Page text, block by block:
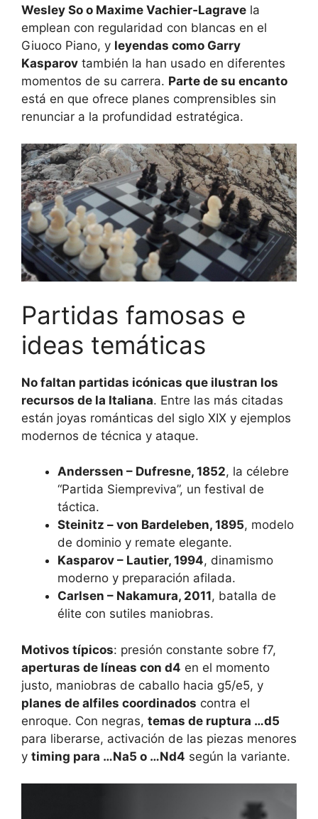
Wesley So o Maxime Vachier‑Lagrave la
emplean con regularidad con blancas en el
Giuoco Piano, y leyendas como Garry
Kasparov también la han usado en diferentes
momentos de su carrera. Parte de su encanto
está en que ofrece planes comprensibles sin
renunciar a la profundidad estratégica.
Partidas famosas e
ideas temáticas
No faltan partidas icónicas que ilustran los
recursos de la Italiana. Entre las más citadas
están joyas románticas del siglo XIX y ejemplos
modernos de técnica y ataque.
Anderssen – Dufresne, 1852, la célebre
“Partida Siempreviva”, un festival de
táctica.
Steinitz – von Bardeleben, 1895, modelo
de dominio y remate elegante.
Kasparov – Lautier, 1994, dinamismo
moderno y preparación afilada.
Carlsen – Nakamura, 2011, batalla de
élite con sutiles maniobras.
Motivos típicos: presión constante sobre f7,
aperturas de líneas con d4 en el momento
justo, maniobras de caballo hacia g5/e5, y
planes de alfiles coordinados contra el
enroque. Con negras, temas de ruptura …d5
para liberarse, activación de las piezas menores
y timing para …Na5 o …Nd4 según la variante.